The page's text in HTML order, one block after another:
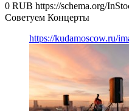
0 RUB https://schema.org/
Советуем Концерты
https://kudamoscow.ru/